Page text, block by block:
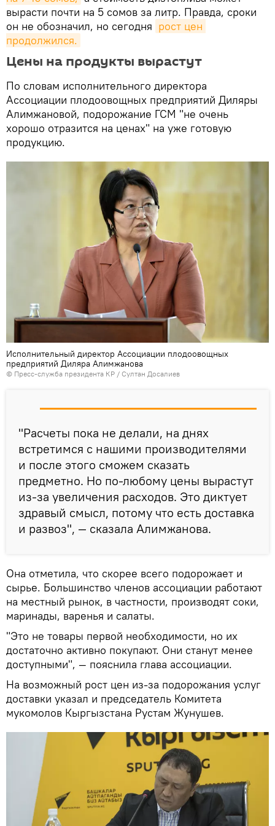
вырасти почти на 5 сомов за литр. Правда, сроки
он не обозначил, но сегодня рост цен
продолжился.
Цены на продукты вырастут
По словам исполнительного директора
Ассоциации плодоовощных предприятий Диляры
Алимжановой, подорожание ГСМ "не очень
хорошо отразится на ценах" на уже готовую
продукцию.
Исполнительный директор Ассоциации плодоовощных
предприятий Диляра Алимжанова
© Пресс-служба президента КР / Султан Досалиев
"Расчеты пока не делали, на днях
встретимся с нашими производителями
и после этого сможем сказать
предметно. Но по-любому цены вырастут
из-за увеличения расходов. Это диктует
здравый смысл, потому что есть доставка
и развоз", — сказала Алимжанова.
Она отметила, что скорее всего подорожает и
сырье. Большинство членов ассоциации работают
на местный рынок, в частности, производят соки,
маринады, варенья и салаты.
"Это не товары первой необходимости, но их
достаточно активно покупают. Они станут менее
доступными", — пояснила глава ассоциации.
На возможный рост цен из-за подорожания услуг
доставки указал и председатель Комитета
мукомолов Кыргызстана Рустам Жунушев.